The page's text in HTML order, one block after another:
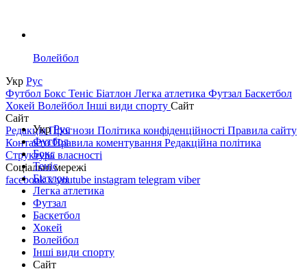
Волейбол
Укр Рус
Футбол Бокс Теніс Біатлон Легка атлетика Футзал Баскетбол
Хокей Волейбол Інші види спорту Сайт
Сайт
РедакціяПрогнози Політика конфіденційності Правила сайту
КонтактиПравила коментування Редакційна політика
Структура власності
Соціальні мережі
facebookxyoutube instagram telegram viber
УкрРус
Футбол
Бокс
Теніс
Біатлон
Легка атлетика
Футзал
Баскетбол
Хокей
Волейбол
Інші види спорту
Сайт